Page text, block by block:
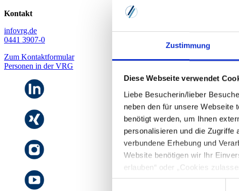
Zustimmung
Diese Webseite verwendet
Liebe Besucherin/lieber
neben den für unsere Webseite
benötigt werden, um Ihnen
personalisieren und die
verbundene Erhebung und
Website benötigen wir Ihr
erlauben“ oder „Cookies
Cookie-Optionen finden Sie
Kontakt
infovrg.de
0441 3907-0
Zum Kontaktformular
Personen in der VRG